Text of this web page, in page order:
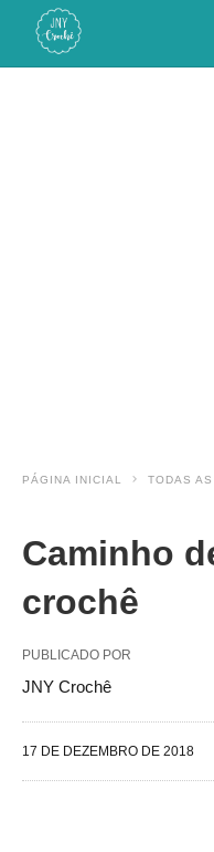
PÁGINA INICIAL TODAS
Caminho
crochê
PUBLICADO POR
JNY Crochê
17 DE DEZEMBRO DE 2018